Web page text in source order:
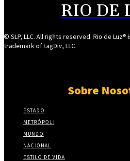
RIO DE
© SLP, LLC. All rights reserved. Rio de Luz®
trademark of tagDiv, LLC.
Sobre
ESTADO
METRÓPOLI
MUNDO
NACIONAL
ESTILO DE VIDA